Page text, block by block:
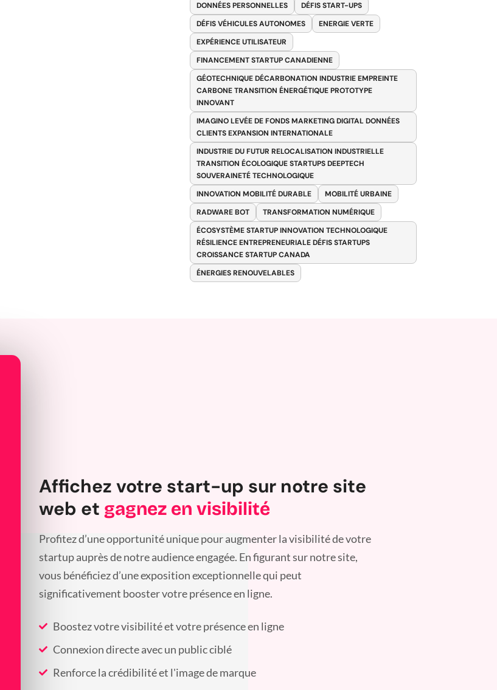
DONNÉES PERSONNELLES
DÉFIS START-UPS
DÉFIS VÉHICULES AUTONOMES
ENERGIE VERTE
EXPÉRIENCE UTILISATEUR
FINANCEMENT STARTUP CANADIENNE
GÉOTECHNIQUE DÉCARBONATION INDUSTRIE EMPREINTE
CARBONE TRANSITION ÉNERGÉTIQUE PROTOTYPE
INNOVANT
IMAGINO LEVÉE DE FONDS MARKETING DIGITAL DONNÉES
CLIENTS EXPANSION INTERNATIONALE
INDUSTRIE DU FUTUR RELOCALISATION INDUSTRIELLE
TRANSITION ÉCOLOGIQUE STARTUPS DEEPTECH
SOUVERAINETÉ TECHNOLOGIQUE
INNOVATION MOBILITÉ DURABLE
MOBILITÉ URBAINE
RADWARE BOT
TRANSFORMATION NUMÉRIQUE
ÉCOSYSTÈME STARTUP INNOVATION TECHNOLOGIQUE
RÉSILIENCE ENTREPRENEURIALE DÉFIS STARTUPS
CROISSANCE STARTUP CANADA
ÉNERGIES RENOUVELABLES
Affichez votre start-up sur notre site
web et gagnez en visibilité
Profitez d’une opportunité unique pour augmenter la visibilité de votre
startup auprès de notre audience engagée. En figurant sur notre site,
vous bénéficiez d’une exposition exceptionnelle qui peut
significativement booster votre présence en ligne.
Boostez votre visibilité et votre présence en ligne
Connexion directe avec un public ciblé
Renforce la crédibilité et l'image de marque